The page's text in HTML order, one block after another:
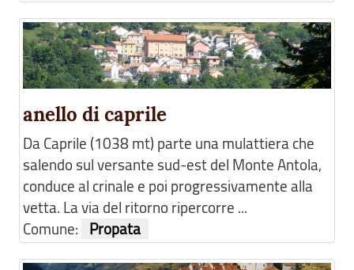
anello di caprile
Da Caprile (1038 mt) parte una mulattiera che
salendo sul versante sud-est del Monte Antola,
conduce al crinale e poi progressivamente alla
vetta. La via del ritorno ripercorre ...
Comune:
Propata